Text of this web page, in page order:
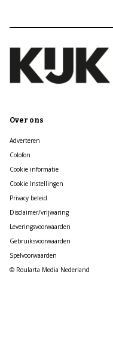
Over ons
Adverteren
Colofon
Cookie informatie
Cookie Instellingen
Privacy beleid
Disclaimer/vrijwaring
Leveringsvoorwaarden
Gebruiksvoorwaarden
Spelvoorwaarden
© Roularta Media Nederland